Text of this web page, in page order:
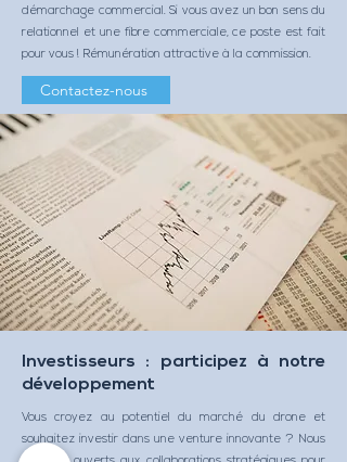
démarchage commercial. Si vous avez un bon sens du
relationnel et une fibre commerciale, ce poste est fait
pour vous ! Rémunération attractive à la commission.
Contactez-nous
Investisseurs : participez à notre
développement
Vous croyez au potentiel du marché du drone et
souhaitez investir dans une venture innovante ? Nous